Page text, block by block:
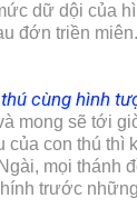
dữ dội của
đớn triền
cùng hình
mong sẽ tới
con thú
mọi
trước